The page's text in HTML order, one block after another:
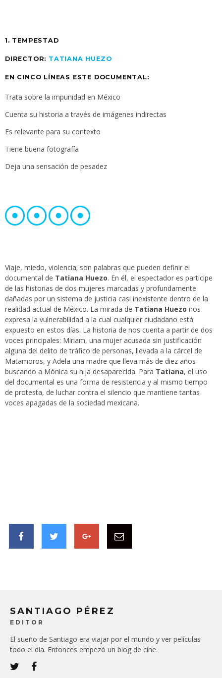
1. TEMPESTAD
DIRECTOR: TATIANA HUEZO
EN CINCO LÍNEAS ESTE DOCUMENTAL:
Trata sobre la impunidad en México
Cuenta su historia a través de imágenes indirectas
Es relevante para su contexto
Tiene buena fotografía
Deja una sensación de pesadez
Viaje, miedo, violencia; son palabras que pueden definir el
documental de Tatiana Huezo. En él, el espectador es participe
de las historias de dos mujeres marcadas y profundamente
dañadas por un sistema de justicia casi inexistente dentro de la
realidad actual de México. La mirada de Tatiana Huezo nos
expresa la vulnerabilidad a la cual cualquier ciudadano está
expuesto en estos días. La historia de nos cuenta a partir de dos
voces principales: Miriam, una mujer acusada sin justificación
alguna del delito de tráfico de personas, llevada a la cárcel de
Matamoros, y Adela una madre que lleva más de diez años
buscando a Mónica su hija desaparecida. Para Tatiana, el uso
del documental es una forma de resistencia y al mismo tiempo
de protesta, de luchar contra el silencio que mantiene tantas
voces apagadas de la sociedad mexicana.
SANTIAGO PÉREZ
EDITOR
El sueño de Santiago era viajar por el mundo y ver películas
todo el día. Entonces empezó un blog de cine.